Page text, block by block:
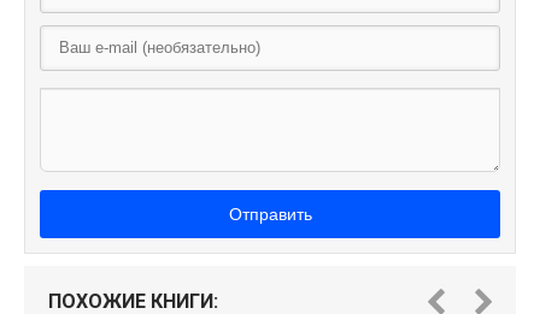
Отправить
ПОХОЖИЕ КНИГИ: